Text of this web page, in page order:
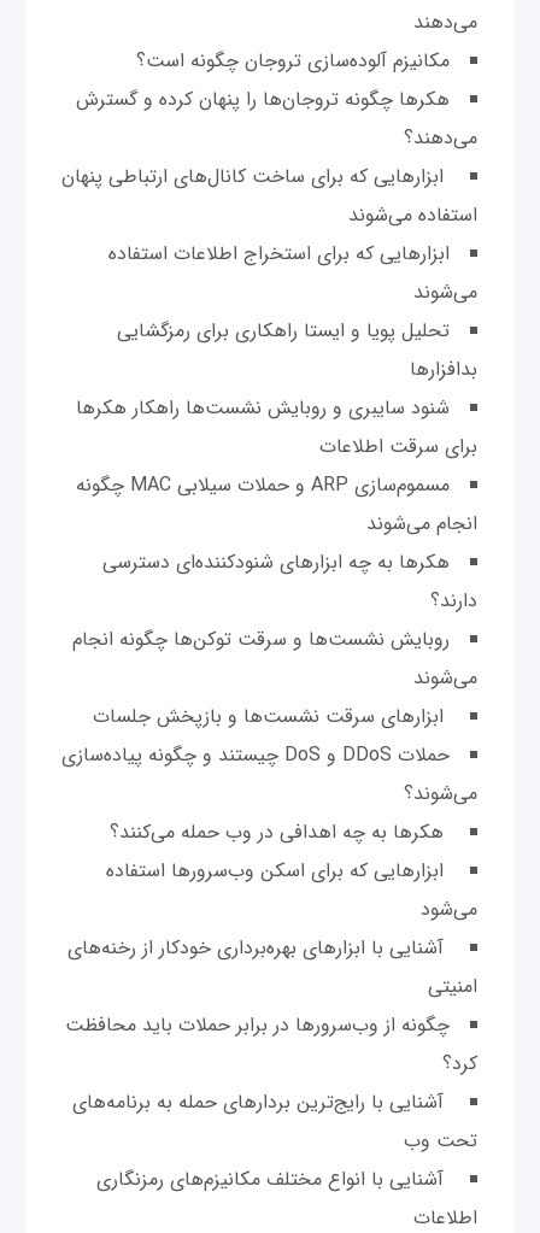
می‌دهند
مکانیزم آلوده‌سازی تروجان چگونه است؟
هکرها چگونه تروجان‌ها را پنهان کرده و گسترش
می‌دهند؟
ابزارهایی که برای ساخت کانال‌های ارتباطی پنهان
استفاده می‌شوند
ابزارهایی که برای استخراج اطلاعات استفاده
می‌شوند
تحلیل پویا و ایستا راهکاری برای رمزگشایی
بدافزارها
شنود سایبری و روبایش نشست‌ها راهکار هکرها
برای سرقت اطلاعات
مسموم‌سازی ARP و حملات سیلابی MAC چگونه
انجام می‌شوند
هکرها به چه ابزارهای شنودکننده‌ای دسترسی
دارند؟
روبایش نشست‌ها و سرقت توکن‌ها چگونه انجام
می‌شوند
ابزارهای سرقت نشست‌ها و بازپخش جلسات
حملات DDoS و DoS چیستند و چگونه پیاده‌سازی
می‌شوند؟
هکرها به چه اهدافی در وب حمله می‌کنند؟
ابزارهایی که برای اسکن وب‌سرورها استفاده
می‌شود
آشنایی با ابزارهای بهره‌برداری خودکار از رخنه‌های
امنیتی
چگونه از وب‌سرور‌ها در برابر حملات باید محافظت
کرد؟
آشنایی با رایج‌ترین بردارهای حمله به برنامه‌های
تحت وب
آشنایی با انواع مختلف مکانیزم‌های رمزنگاری
اطلاعات